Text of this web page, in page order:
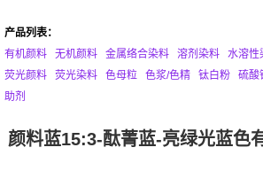
产品列表：
有机颜料
无机颜料 金属络合染料 溶剂染料 水溶性
荧光颜料
荧光染料 色母粒 色浆/色精 钛白粉 硫酸
助剂
颜料蓝15:3-酞菁蓝-亮绿光蓝色